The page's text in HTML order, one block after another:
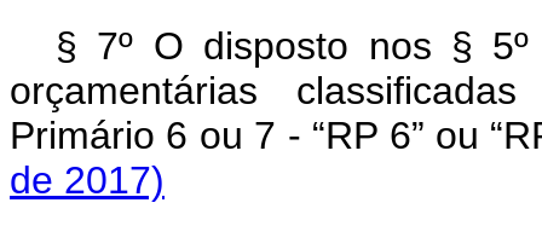
§ 7º O disposto nos §
orçamentárias
Primário 6 ou 7 - “RP 6” ou
de 2017)